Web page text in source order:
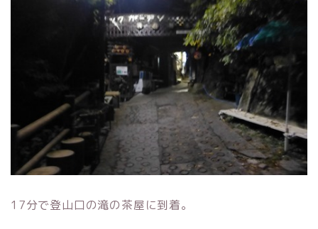
17分で登山口の滝の茶屋に到着。